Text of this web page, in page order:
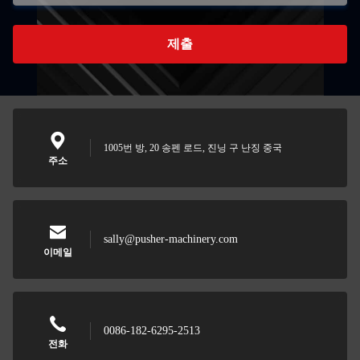
제출
주소
1005번 방, 20 송펜 로드, 진닝 구 난징 중국
이메일
sally@pusher-machinery.com
전화
0086-182-6295-2513